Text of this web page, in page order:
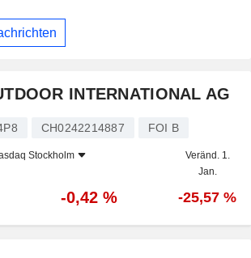
INTERNATIONAL AG
CH0242214887 FOI B
Stockholm
Veränd. 1.
Jan.
-0,42 % -25,57 %